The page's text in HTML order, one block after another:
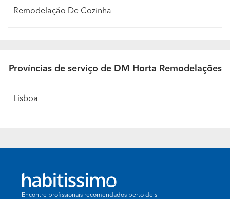
Remodelação De Cozinha
Províncias de serviço de DM Horta Remodelações
Lisboa
Encontre profissionais recomendados perto de si